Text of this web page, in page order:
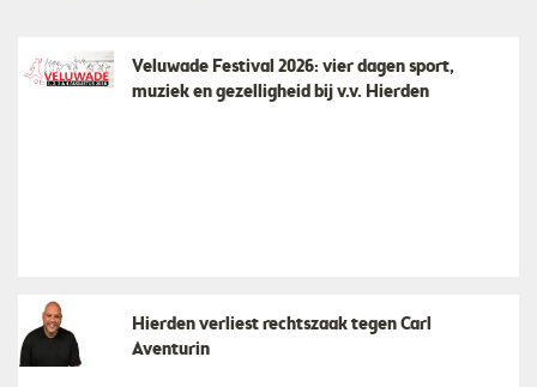
Veluwade Festival 2026: vier dagen sport,
muziek en gezelligheid bij v.v. Hierden
Hierden verliest rechtszaak tegen Carl
Aventurin